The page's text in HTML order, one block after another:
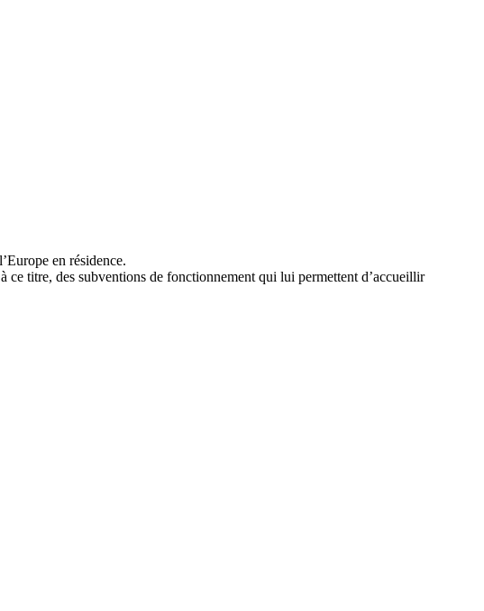
en résidence.
titre, des subventions de fonctionnement qui lui permettent d’accueillir